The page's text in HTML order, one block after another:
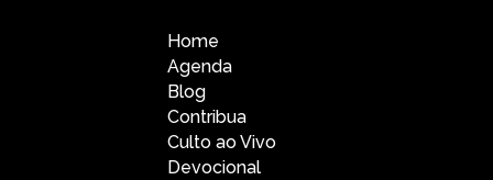
Home
Agenda
Blog
Contribua
Culto ao Vivo
Devocional